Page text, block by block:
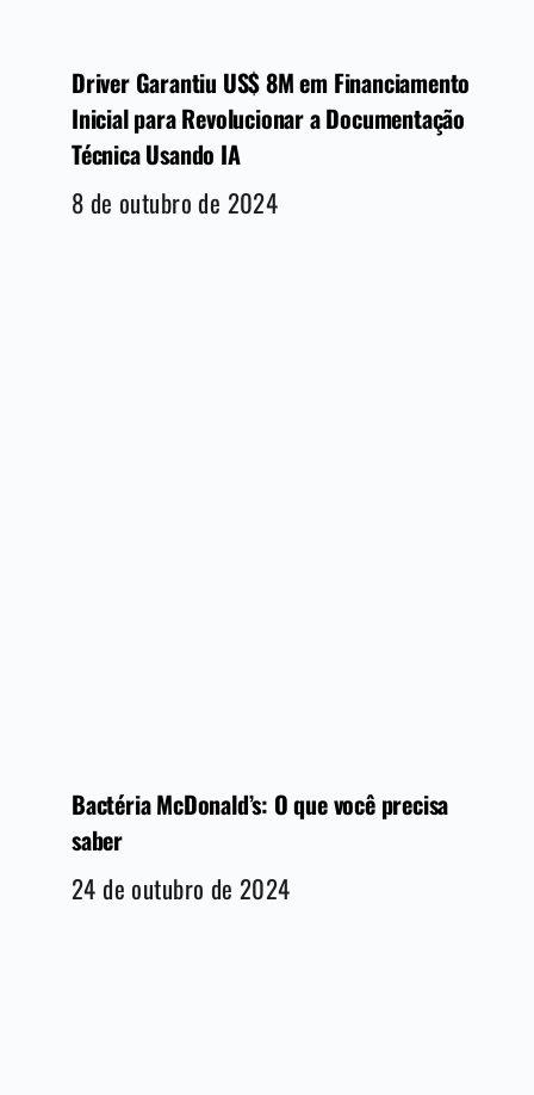
Driver Garantiu US$ 8M em Financiamento
Inicial para Revolucionar a Documentação
Técnica Usando IA
8 de outubro de 2024
Bactéria McDonald’s: O que você precisa
saber
24 de outubro de 2024